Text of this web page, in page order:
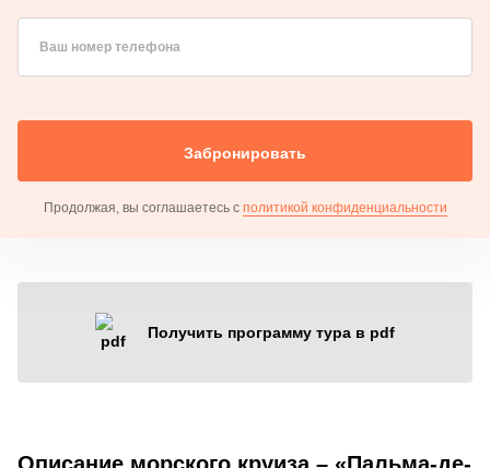
Ваш номер телефона
Забронировать
Продолжая, вы соглашаетесь с политикой конфиденциальности
Получить программу тура в pdf